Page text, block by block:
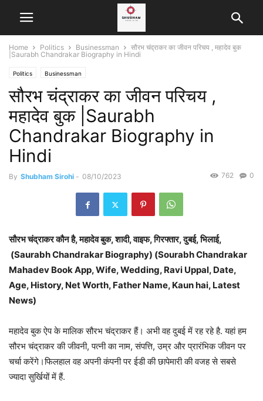
Home Politics Businessman
सौरभ चंद्राकर का जीवन परिचय , महादेव बुक
|Saurabh Chandrakar Biography in Hindi
Politics Businessman
सौरभ चंद्राकर का जीवन परिचय ,
महादेव बुक |Saurabh
Chandrakar Biography in
Hindi
By Shubham Sirohi - 08/10/2023 0
762
सौरभ चंद्राकर कौन है, महादेव बुक, शादी, वाइफ, गिरफ्तार, दुबई, भिलाई,
(Saurabh Chandrakar Biography) (Sourabh Chandrakar
Mahadev Book App, Wife, Wedding, Ravi Uppal, Date,
Age, History, Net Worth, Father Name, Kaun hai, Latest
News)
महादेव बुक ऐप के मालिक सौरभ चंद्राकर हैं। अभी वह दुबई में रह रहे है. यहां हम
सौरभ चंद्राकर की जीवनी, पत्नी का नाम, संपत्ति, उम्र और प्रारंभिक जीवन पर
चर्चा करेंगे।फिलहाल वह अपनी कंपनी पर ईडी की छापेमारी की वजह से सबसे
ज्यादा सुर्खियों में हैं.